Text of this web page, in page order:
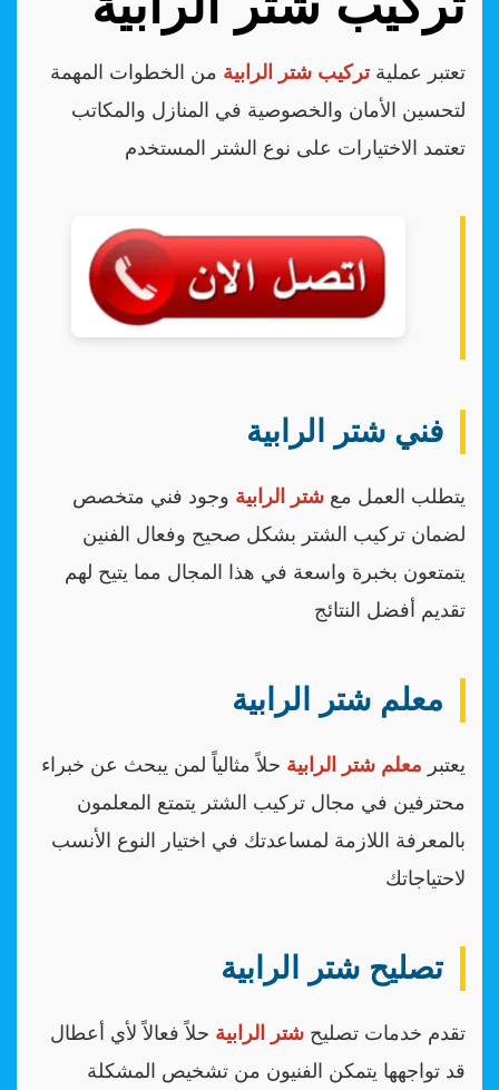
تعتبر عمليةتركيب شتر الرابية من الخطوات المهمة
لتحسين الأمان والخصوصية في المنازل والمكاتب
تعتمد الاختيارات على نوع الشتر المستخدم
فني شتر الرابية
يتطلب العمل مع شتر الرابية وجود فني متخصص
لضمان تركيب الشتر بشكل صحيح وفعال الفنين
يتمتعون بخبرة واسعة في هذا المجال مما يتيح لهم
تقديم أفضل النتائج
معلم شتر الرابية
يعتبر معلم شتر الرابية حلاً مثالياً لمن يبحث عن خبراء
محترفين في مجال تركيب الشتر يتمتع المعلمون
بالمعرفة اللازمة لمساعدتك في اختيار النوع الأنسب
لاحتياجاتك
تصليح شتر الرابية
تقدم خدمات تصليح شتر الرابية حلاً فعالاً لأي أعطال
قد تواجهها يتمكن الفنيون من تشخيص المشكلة